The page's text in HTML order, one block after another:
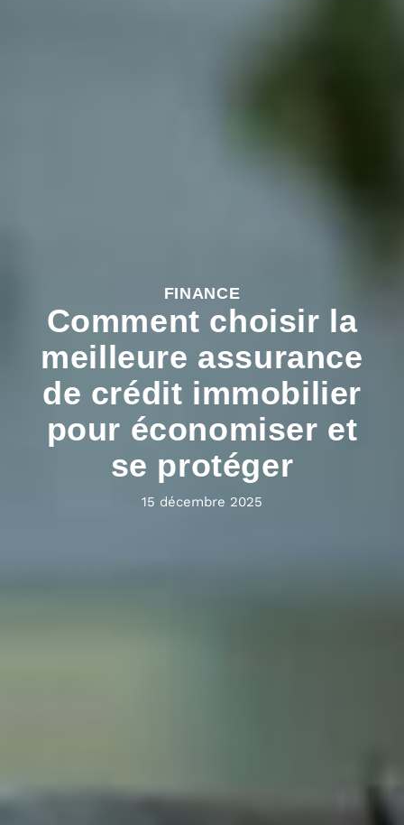
FINANCE
Comment choisir la
meilleure assurance
de crédit immobilier
pour économiser et
se protéger
15 décembre 2025